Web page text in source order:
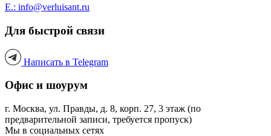
E.: info@verluisant.ru
Для быстрой связи
Написать в Telegram
Офис и шоурум
г. Москва, ул. Правды, д. 8, корп. 27, 3 этаж (по
предварительной записи, требуется пропуск)
Мы в социальных сетях